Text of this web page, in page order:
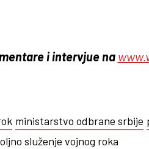
i intervjue na
ministarstvo odbrane srbije
služenje vojnog roka